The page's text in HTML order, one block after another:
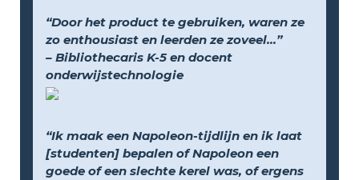
“Door het product te gebruiken, waren ze
zo enthousiast en leerden ze zoveel...”
– Bibliothecaris K-5 en docent
onderwijstechnologie
“Ik maak een Napoleon-tijdlijn en ik laat
[studenten] bepalen of Napoleon een
goede of een slechte kerel was, of ergens